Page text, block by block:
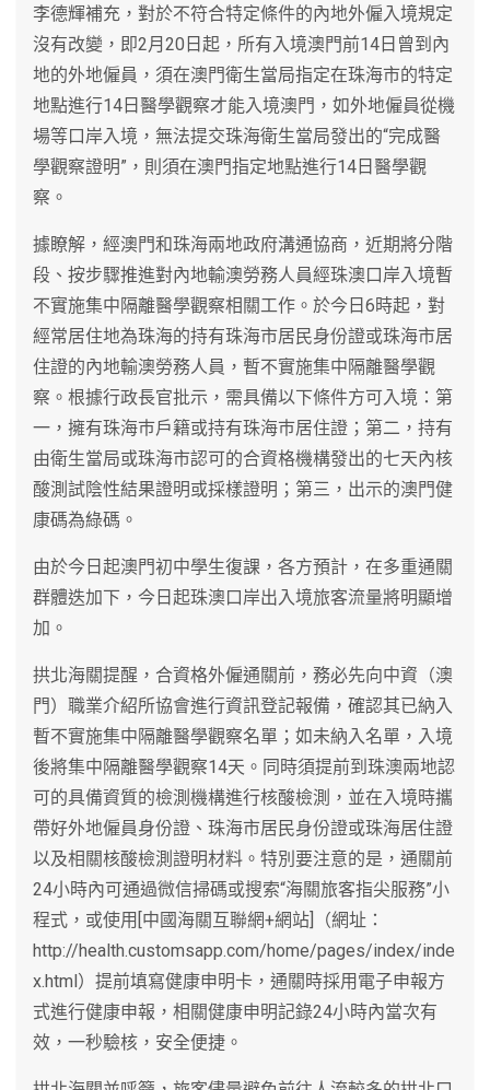
李德輝補充，對於不符合特定條件的內地外僱入境規定
沒有改變，即2月20日起，所有入境澳門前14日曾到內
地的外地僱員，須在澳門衛生當局指定在珠海市的特定
地點進行14日醫學觀察才能入境澳門，如外地僱員從機
場等口岸入境，無法提交珠海衛生當局發出的“完成醫
學觀察證明”，則須在澳門指定地點進行14日醫學觀
察。
據瞭解，經澳門和珠海兩地政府溝通協商，近期將分階
段、按步驟推進對內地輸澳勞務人員經珠澳口岸入境暫
不實施集中隔離醫學觀察相關工作。於今日6時起，對
經常居住地為珠海的持有珠海市居民身份證或珠海市居
住證的內地輸澳勞務人員，暫不實施集中隔離醫學觀
察。根據行政長官批示，需具備以下條件方可入境：第
一，擁有珠海巿戶籍或持有珠海巿居住證；第二，持有
由衛生當局或珠海市認可的合資格機構發出的七天內核
酸測試陰性結果證明或採樣證明；第三，出示的澳門健
康碼為綠碼。
由於今日起澳門初中學生復課，各方預計，在多重通關
群體迭加下，今日起珠澳口岸出入境旅客流量將明顯增
加。
拱北海關提醒，合資格外僱通關前，務必先向中資（澳
門）職業介紹所協會進行資訊登記報備，確認其已納入
暫不實施集中隔離醫學觀察名單；如未納入名單，入境
後將集中隔離醫學觀察14天。同時須提前到珠澳兩地認
可的具備資質的檢測機構進行核酸檢測，並在入境時攜
帶好外地僱員身份證、珠海市居民身份證或珠海居住證
以及相關核酸檢測證明材料。特別要注意的是，通關前
24小時內可通過微信掃碼或搜索“海關旅客指尖服務”小
程式，或使用[中國海關互聯網+網站]（網址：
http://health.customsapp.com/home/pages/index/inde
x.html）提前填寫健康申明卡，通關時採用電子申報方
式進行健康申報，相關健康申明記錄24小時內當次有
效，一秒驗核，安全便捷。